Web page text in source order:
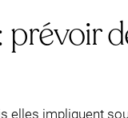
elles impliquent